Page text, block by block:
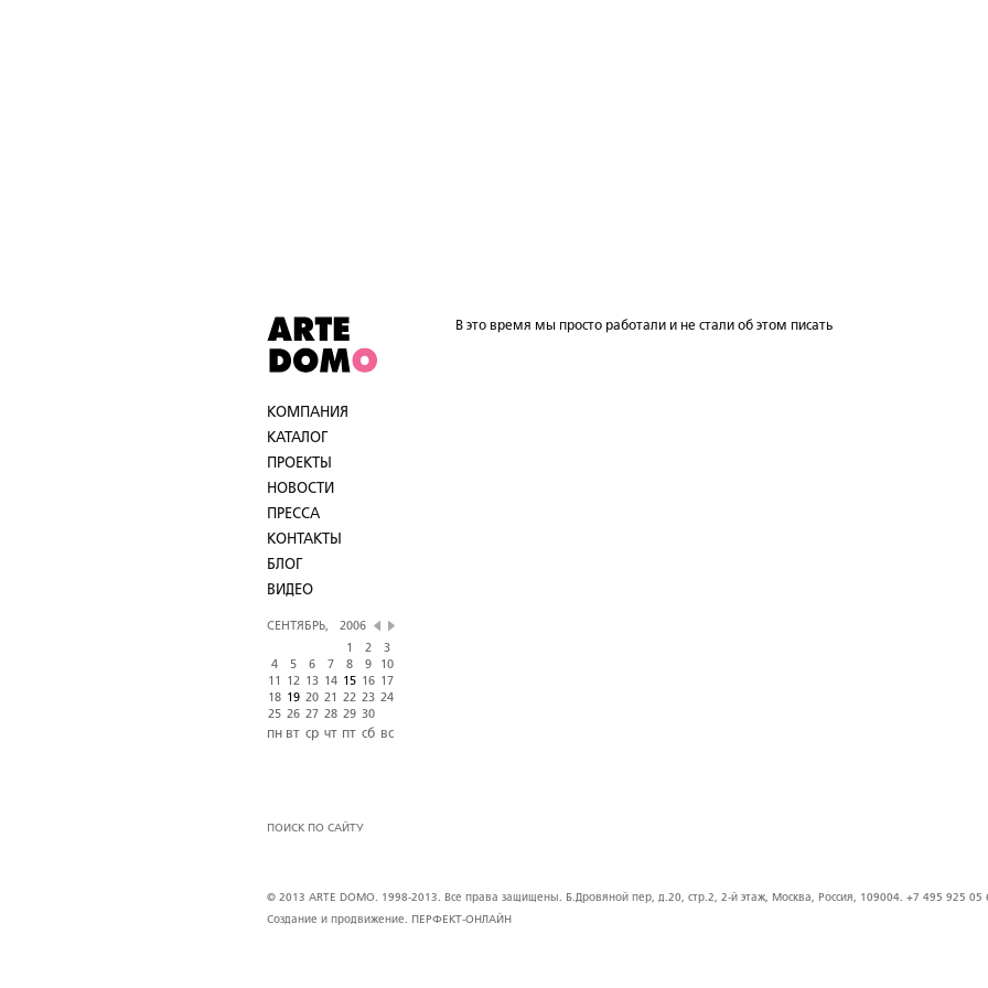
КОМПАНИЯ
КАТАЛОГ
ПРОЕКТЫ
НОВОСТИ
ПРЕССА
КОНТАКТЫ
БЛОГ
ВИДЕО
СЕНТЯБРЬ,
2006
1
2
3
4
5 6 7 8 9
10
11
12 13 14 15 16
17
18 19 20 21 22 23 24
25 26 27 28 29 30
пн вт ср чт пт сб вс
ПОИСК ПО САЙТУ
В это время мы просто работали и не стали об этом писать
© 2013 ARTE DOMO. 1998-2013. Все права защищены. Б.Дровяной пер, д.20, стр.2, 2-й этаж, Москва, Россия, 109004. +7 495 925 05
Создание и продвижение. ПЕРФЕКТ-ОНЛАЙН